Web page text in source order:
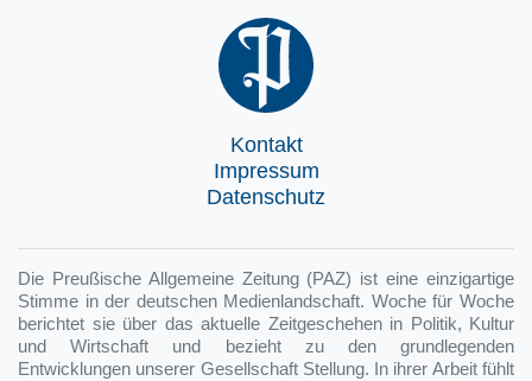
Kontakt
Impressum
Datenschutz
Die Preußische Allgemeine Zeitung (PAZ) ist eine einzigartige
Stimme in der deutschen Medienlandschaft. Woche für Woche
berichtet sie über das aktuelle Zeitgeschehen in Politik, Kultur
und Wirtschaft und bezieht zu den grundlegenden
Entwicklungen unserer Gesellschaft Stellung. In ihrer Arbeit fühlt